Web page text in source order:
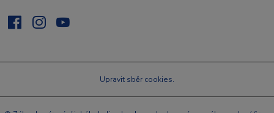
Upravit sběr cookies.